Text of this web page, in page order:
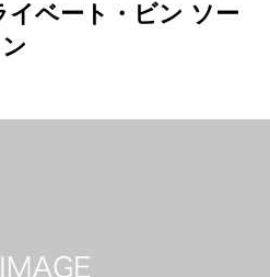
ベート・ビン ソー